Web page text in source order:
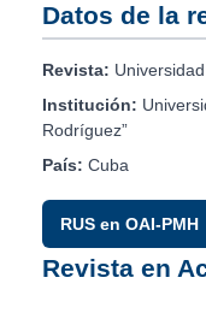
Datos de la
Revista:
Institución:
Rodríguez”
País: Cuba
RUS en OAI-PMH
Revista en